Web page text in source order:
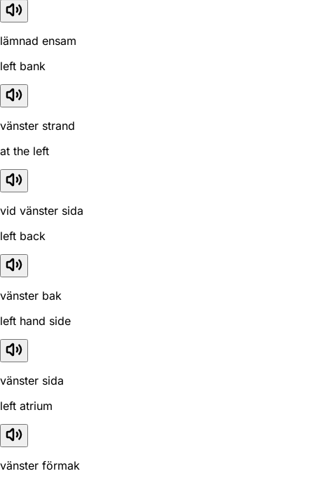
lämnad ensam
left bank
vänster strand
at the left
vid vänster sida
left back
vänster bak
left hand side
vänster sida
left atrium
vänster förmak